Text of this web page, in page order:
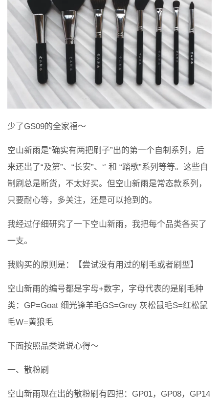
少了GS09的全家福～
空山新雨是“确实有两把刷子”出的第一个自制系列，后
来还出了“及第”、“长安”、‘’ 和 “踏歌”系列等等。这些自
制刷总是断货，不太好买。但空山新雨是常态款系列，
只要耐心等，多关注，还是可以抢到的。
我经过仔细研究了一下空山新雨，我把每个品类各买了
一支。
我购买的原则是：【尝试没有用过的刷毛或者刷型】
空山新雨的编号都是字母+数字，字母代表的是刷毛种
类：GP=Goat 细光锋羊毛GS=Grey 灰松鼠毛S=红松鼠
毛W=黄狼毛
下面按照品类说说心得～
一、散粉刷
空山新雨现在出的散粉刷有四把：GP01，GP08，GP14